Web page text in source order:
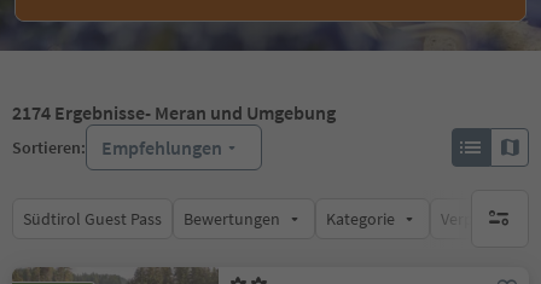
2174 Ergebnisse- Meran und Umgebung
Sortieren: Empfehlungen
Südtirol Guest Pass Bewertungen Kategorie keine